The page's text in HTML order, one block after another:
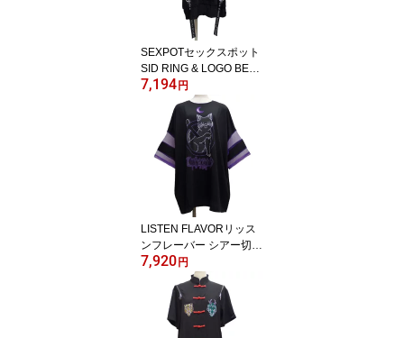
SEXPOTセックスポット
SID RING & LOGO BELT
ワッシャーカットソー[ C
URSE ]SA681161-10103
7,194 円
LISTEN FLAVORリッス
ンフレーバー シアー切替
トップス[ 危険な黒猫 ]LF
7,920 円